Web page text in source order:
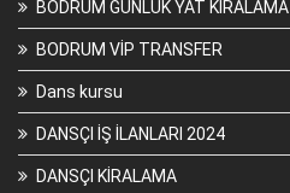
BODRUM GÜNLÜK YAT KİRALAMA
BODRUM VİP TRANSFER
Dans kursu
DANSÇI İŞ İLANLARI 2024
DANSÇI KİRALAMA